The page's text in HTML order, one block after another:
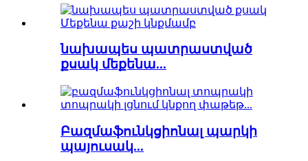
նախապես պատրաստված
քսակ մեքենա...
Բազմաֆունկցիոնալ պարկի
պայուսակ...